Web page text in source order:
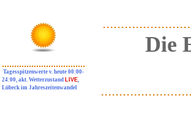
..................................
Tagesspitzenwerte v. heute 00:00-
24:00, akt. Wetterzustand
LIVE
Lübeck im Jahreszeitenwandel
Die